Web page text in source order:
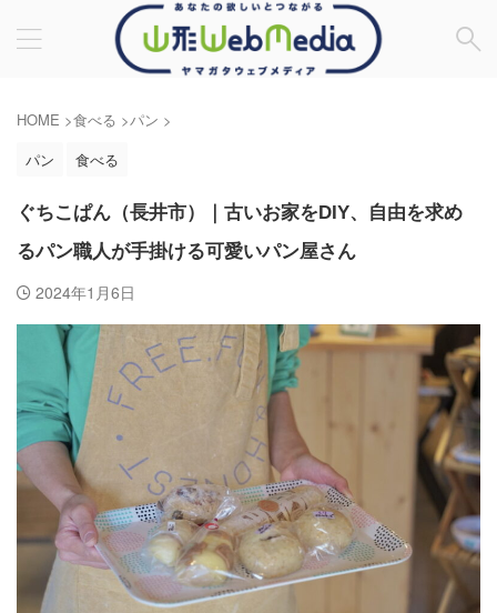
HOME >食べる >パン >
パン
食べる
ぐちこぱん（長井市）｜古いお家をDIY、自由を求め
るパン職人が手掛ける可愛いパン屋さん
2024年1月6日